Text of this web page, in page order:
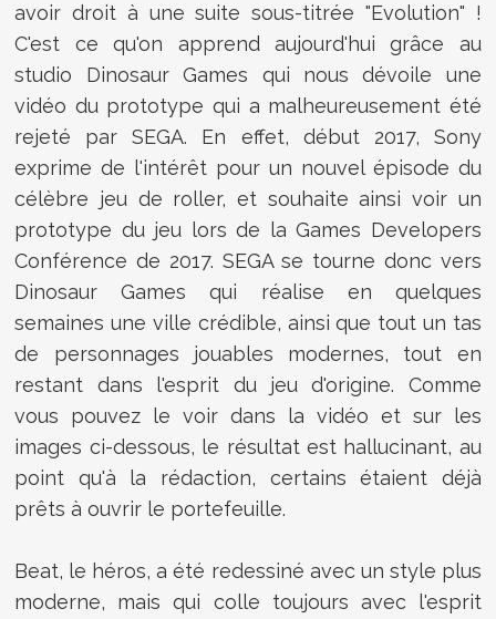
avoir droit à une suite sous-titrée "Evolution" !
C'est ce qu'on apprend aujourd'hui grâce au
studio Dinosaur Games qui nous dévoile une
vidéo du prototype qui a malheureusement été
rejeté par SEGA. En effet, début 2017, Sony
exprime de l'intérêt pour un nouvel épisode du
célèbre jeu de roller, et souhaite ainsi voir un
prototype du jeu lors de la Games Developers
Conférence de 2017. SEGA se tourne donc vers
Dinosaur Games qui réalise en quelques
semaines une ville crédible, ainsi que tout un tas
de personnages jouables modernes, tout en
restant dans l'esprit du jeu d'origine. Comme
vous pouvez le voir dans la vidéo et sur les
images ci-dessous, le résultat est hallucinant, au
point qu'à la rédaction, certains étaient déjà
prêts à ouvrir le portefeuille.
Beat, le héros, a été redessiné avec un style plus
moderne, mais qui colle toujours avec l'esprit